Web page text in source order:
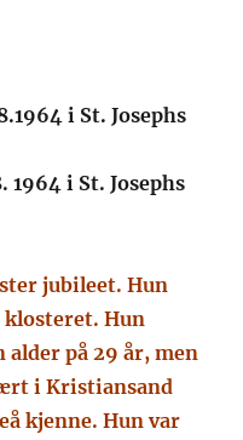
i St. Josephs
1964 i St. Josephs
jubileet. Hun
Hun
alder på 29 år, men
i Kristiansand
kjenne. Hun var